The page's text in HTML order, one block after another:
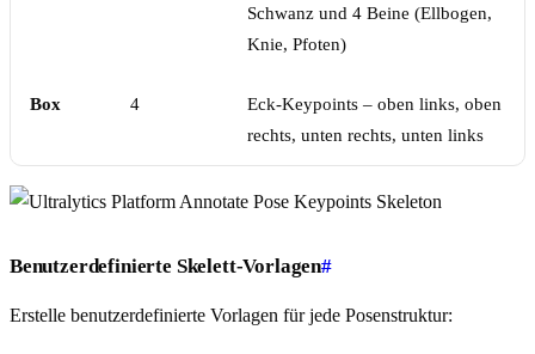
Schwanz und 4 Beine (Ellbogen,
Knie, Pfoten)
Box 4
Eck-Keypoints – oben links, oben
rechts, unten rechts, unten links
Benutzerdefinierte Skelett-Vorlagen#
Erstelle benutzerdefinierte Vorlagen für jede Posenstruktur: